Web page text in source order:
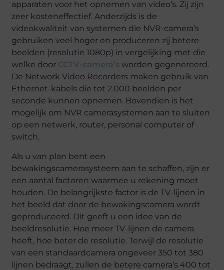
apparaten voor het opnemen van video’s. Zij zijn
zeer kosteneffectief. Anderzijds is de
videokwaliteit van systemen die NVR-camera’s
gebruiken veel hoger en produceren zij betere
beelden (resolutie 1080p) in vergelijking met die
welke door CCTV-camera’s worden gegenereerd.
De Network Video Recorders maken gebruik van
Ethernet-kabels die tot 2.000 beelden per
seconde kunnen opnemen. Bovendien is het
mogelijk om NVR camerasystemen aan te sluiten
op een netwerk, router, personal computer of
switch.
Als u van plan bent een
bewakingscamerasysteem aan te schaffen, zijn er
een aantal factoren waarmee u rekening moet
houden. De belangrijkste factor is de TV-lijnen in
het beeld dat door de bewakingscamera wordt
geproduceerd. Dit geeft u een idee van de
beeldresolutie. Hoe meer TV-lijnen de camera
heeft, hoe beter de resolutie. Terwijl de resolutie
van een standaardcamera ongeveer 350 tot 380
lijnen bedraagt, zullen de betere camera’s 400 tot